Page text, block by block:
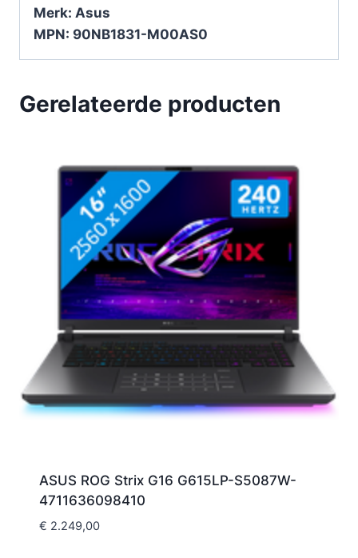
Merk: Asus
MPN: 90NB1831-M00AS0
Gerelateerde producten
ASUS ROG Strix G16 G615LP-S5087W-
4711636098410
€ 2.249,00